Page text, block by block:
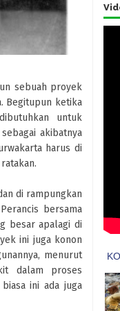
sebuah proyek
Begitupun ketika
untuk
akibatnya
harus di
di rampungkan
bersama
besar apalagi di
ini juga konon
menurut
dalam proses
ini ada juga